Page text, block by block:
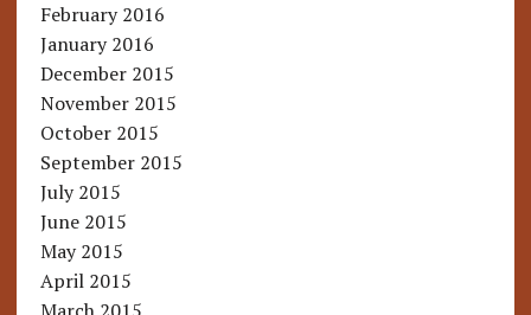
February 2016
January 2016
December 2015
November 2015
October 2015
September 2015
July 2015
June 2015
May 2015
April 2015